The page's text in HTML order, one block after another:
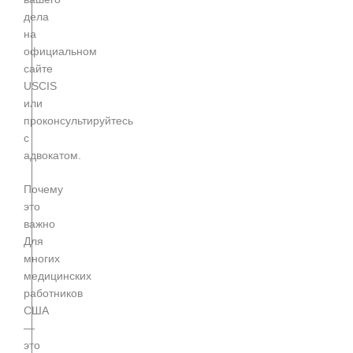
дела
на
официальном
сайте
USCIS
или
проконсультируйтесь
с
адвокатом.
Почему
это
важно
Для
многих
медицинских
работников
США
—
это